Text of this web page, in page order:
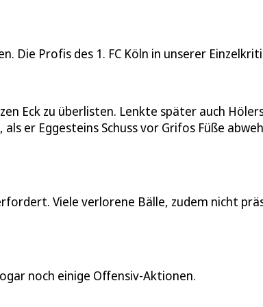
Die Profis des 1. FC Köln in unserer
Eck zu überlisten. Lenkte später auch
er Eggesteins Schuss vor Grifos Füße
Viele verlorene Bälle, zudem nicht
noch einige Offensiv-Aktionen.